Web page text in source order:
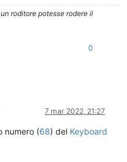
roditore potesse rodere il
0
7 mar 2022, 21:27
numero (68) del Keyboard